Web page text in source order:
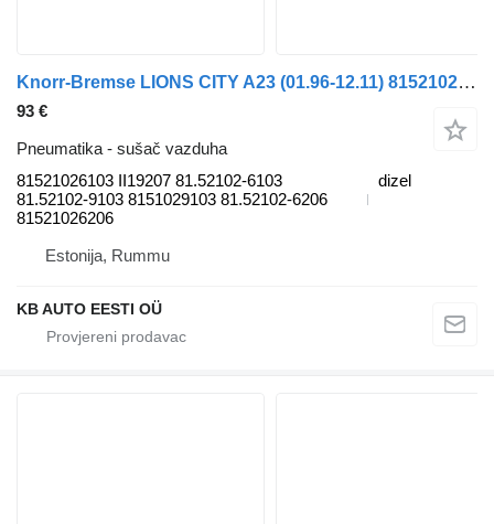
Knorr-Bremse LIONS CITY A23 (01.96-12.11) 81521026103 sušač vazduha za MAN Lion's bus (1991-) autobusa
93 €
Pneumatika - sušač vazduha
81521026103 II19207 81.52102-6103
81.52102-9103 8151029103 81.52102-6206
81521026206
dizel
Estonija, Rummu
KB AUTO EESTI OÜ